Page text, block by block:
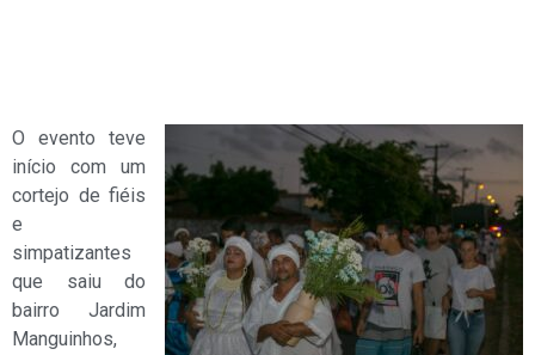
O evento teve
início com um
cortejo de fiéis
e
simpatizantes
que saiu do
bairro Jardim
Manguinhos,